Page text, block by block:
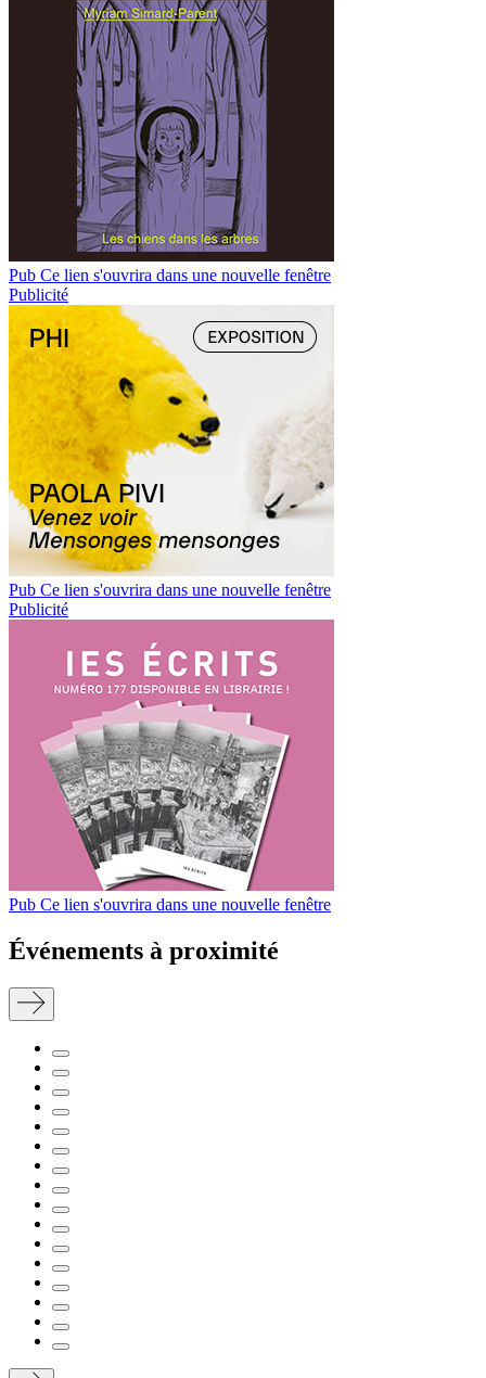
Pub Ce lien s'ouvrira dans une nouvelle fenêtre
Publicité
Pub Ce lien s'ouvrira dans une nouvelle fenêtre
Publicité
Pub Ce lien s'ouvrira dans une nouvelle fenêtre
Événements à proximité